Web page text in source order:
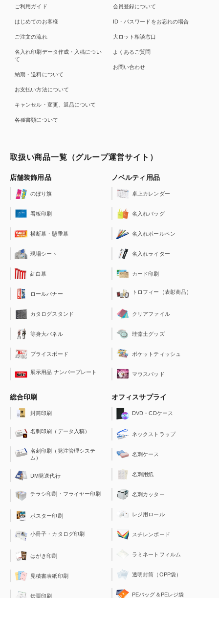
ご利用ガイド
はじめてのお客様
ご注文の流れ
名入れ印刷データ作成・入稿につい
て
納期・送料について
お支払い方法について
キャンセル・変更、返品について
各種書類について
会員登録について
ID・パスワードをお忘れの場合
大ロット相談窓口
よくあるご質問
お問い合わせ
取扱い商品一覧（グループ運営サイト）
店舗装飾用品
のぼり旗
看板印刷
横断幕・懸垂幕
現場シート
紅白幕
ロールバナー
カタログスタンド
等身大パネル
プライスボード
展示用品 ナンバープレート
ノベルティ用品
卓上カレンダー
名入れバッグ
名入れボールペン
名入れライター
カード印刷
トロフィー（表彰商品）
クリアファイル
珪藻土グッズ
ポケットティッシュ
マウスパッド
総合印刷
封筒印刷
名刺印刷（データ入稿）
名刺印刷（発注管理システ
ム）
DM発送代行
チラシ印刷・フライヤー印刷
ポスター印刷
小冊子・カタログ印刷
はがき印刷
見積書表紙印刷
伝票印刷
オフィスサプライ
DVD・CDケース
ネックストラップ
名刺ケース
名刺用紙
名刺カッター
レジ用ロール
スチレンボード
ラミネートフィルム
透明封筒（OPP袋）
PEバッグ＆PEレジ袋